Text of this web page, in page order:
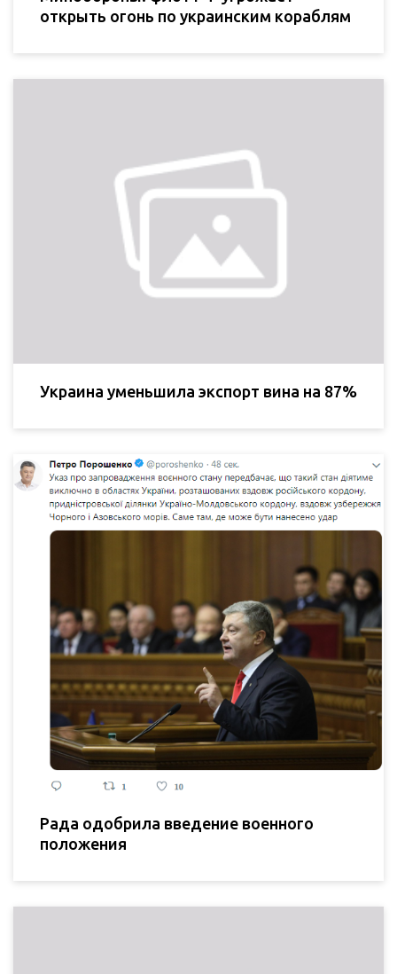
открыть огонь по украинским кораблям
Украина уменьшила экспорт вина на 87%
Рада одобрила введение военного
положения